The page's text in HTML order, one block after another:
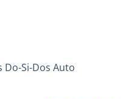
Do-Si-Dos Auto